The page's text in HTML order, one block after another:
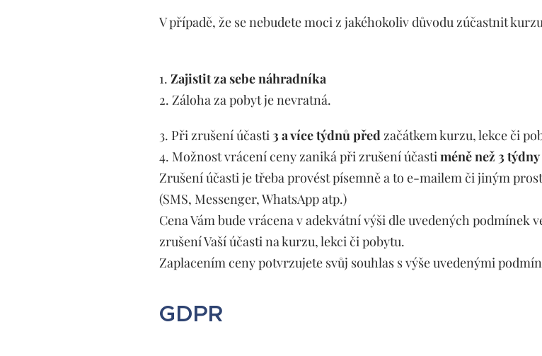
V případě, že se nebudete moci z jakéhokoliv důvodu zúčastnit
1. Zajistit za sebe náhradníka
2. Záloha za pobyt je nevratná.
3. Při zrušení účasti3 a více týdnů předzačátkem kurzu, lekce či
4. Možnost vrácení ceny zaniká při zrušení účastiméně než 3
Zrušení účasti je třeba provést písemně a to e-mailem či jiným
(SMS, Messenger, WhatsApp atp.)
Cena Vám bude vrácena v adekvátní výši dle uvedených podmínek
zrušení Vaší účasti na kurzu, lekci či pobytu.
Zaplacením ceny potvrzujete svůj souhlas s výše uvedenými
GDPR